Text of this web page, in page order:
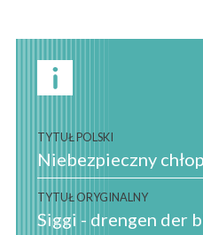
TYTUŁ POLSKI
Niebezpieczny
TYTUŁ ORYGINALNY
Siggi - drengen der